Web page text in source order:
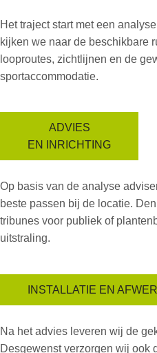
Het traject start met een
kijken we naar de beschikbare
looproutes, zichtlijnen en de
sportaccommodatie.
ADVIES
EN INRICHTING
Op basis van de analyse
beste passen bij de locatie.
tribunes voor publiek of
uitstraling.
INSTALLATIE EN
Na het advies leveren wij de
Desgewenst verzorgen wij ook